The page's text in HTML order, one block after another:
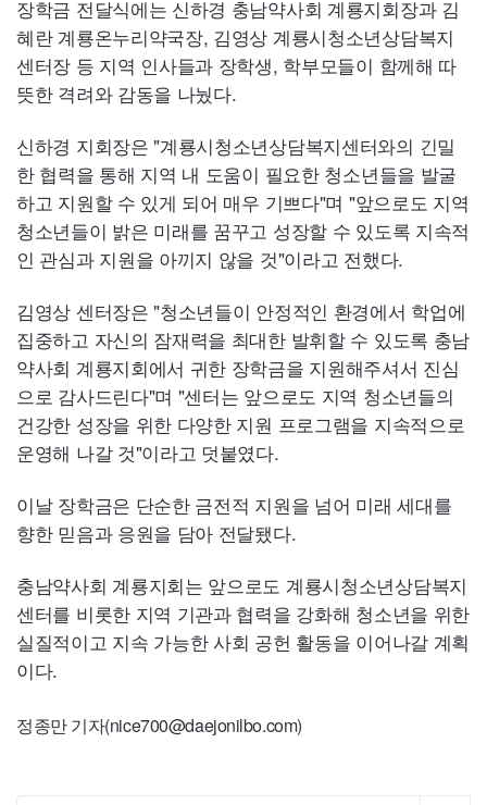
장학금 전달식에는 신하경 충남약사회 계룡지회장과 김
혜란 계룡온누리약국장, 김영상 계룡시청소년상담복지
센터장 등 지역 인사들과 장학생, 학부모들이 함께해 따
뜻한 격려와 감동을 나눴다.
신하경 지회장은 "계룡시청소년상담복지센터와의 긴밀
한 협력을 통해 지역 내 도움이 필요한 청소년들을 발굴
하고 지원할 수 있게 되어 매우 기쁘다"며 "앞으로도 지역
청소년들이 밝은 미래를 꿈꾸고 성장할 수 있도록 지속적
인 관심과 지원을 아끼지 않을 것"이라고 전했다.
김영상 센터장은 "청소년들이 안정적인 환경에서 학업에
집중하고 자신의 잠재력을 최대한 발휘할 수 있도록 충남
약사회 계룡지회에서 귀한 장학금을 지원해주셔서 진심
으로 감사드린다"며 "센터는 앞으로도 지역 청소년들의
건강한 성장을 위한 다양한 지원 프로그램을 지속적으로
운영해 나갈 것"이라고 덧붙였다.
이날 장학금은 단순한 금전적 지원을 넘어 미래 세대를
향한 믿음과 응원을 담아 전달됐다.
충남약사회 계룡지회는 앞으로도 계룡시청소년상담복지
센터를 비롯한 지역 기관과 협력을 강화해 청소년을 위한
실질적이고 지속 가능한 사회 공헌 활동을 이어나갈 계획
이다.
정종만 기자(nice700@daejonilbo.com)